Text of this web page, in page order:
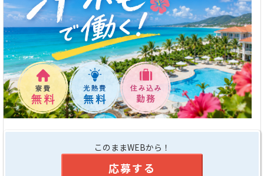
このままWEBから！
応募する